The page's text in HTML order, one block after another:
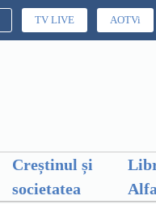
TV LIVE AOTVi
Creștinul și
societatea